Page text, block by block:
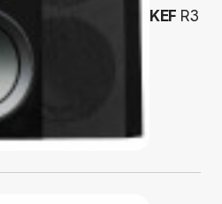
KEF R3